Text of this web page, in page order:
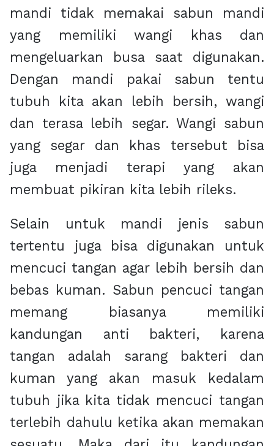
mandi tidak memakai sabun mandi
yang memiliki wangi khas dan
mengeluarkan busa saat digunakan.
Dengan mandi pakai sabun tentu
tubuh kita akan lebih bersih, wangi
dan terasa lebih segar. Wangi sabun
yang segar dan khas tersebut bisa
juga menjadi terapi yang akan
membuat pikiran kita lebih rileks.
Selain untuk mandi jenis sabun
tertentu juga bisa digunakan untuk
mencuci tangan agar lebih bersih dan
bebas kuman. Sabun pencuci tangan
memang biasanya memiliki
kandungan anti bakteri, karena
tangan adalah sarang bakteri dan
kuman yang akan masuk kedalam
tubuh jika kita tidak mencuci tangan
terlebih dahulu ketika akan memakan